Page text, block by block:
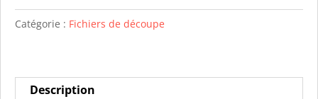
Eiffel
-
svg/studio/png/dxf/eps
Catégorie : Fichiers de découpe
Description